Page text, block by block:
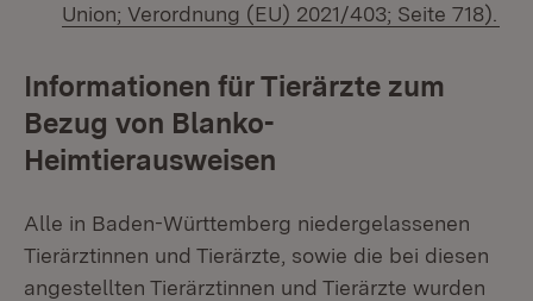
Union; Verordnung (EU) 2021/403; Seite 718).
Informationen für Tierärzte zum
Bezug von Blanko-
Heimtierausweisen
Alle in Baden-Württemberg niedergelassenen
Tierärztinnen und Tierärzte, sowie die bei diesen
angestellten Tierärztinnen und Tierärzte wurden